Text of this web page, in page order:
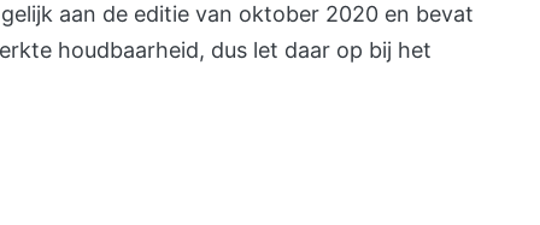
aan de editie van oktober 2020 en bevat
houdbaarheid, dus let daar op bij het